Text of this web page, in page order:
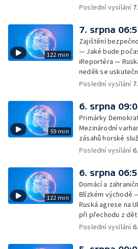
Poslední vysílání
122 min
7. srpna
Zajištění
— Jaké bude
iReportéra —
neděli se
památek — Vila
atletice 2026 —
závislostí je
výškové budovy
Poslední vysílání
59 min
6. srpna
Primárky
Mezinárodní
zásahů horské
Poslední vysílání
122 min
6. srpna
Domácí a
Blízkém východě
Ruská agrese na
při přechodu z
Filmové premiéry
rakovinu prsu
Poslední vysílání